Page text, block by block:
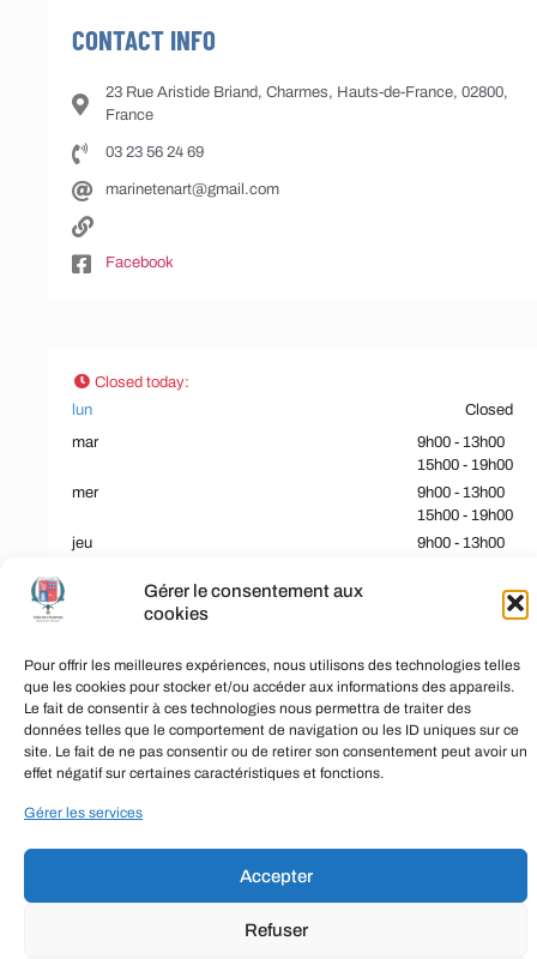
Gérer le consentement aux
cookies
Pour offrir les meilleures expériences, nous utilisons des technologies telles
que les cookies pour stocker et/ou accéder aux informations des appareils.
Le fait de consentir à ces technologies nous permettra de traiter des
données telles que le comportement de navigation ou les ID uniques sur ce
site. Le fait de ne pas consentir ou de retirer son consentement peut avoir un
effet négatif sur certaines caractéristiques et fonctions.
Gérer les services
Accepter
Refuser
CONTACT INFO
23 Rue Aristide Briand, Charmes, Hauts-de-France, 02800,
France
03 23 56 24 69
marinetenart@gmail.com
Facebook
Closed today:
lun
Closed
mar
9h00 - 13h00
15h00 - 19h00
mer
9h00 - 13h00
15h00 - 19h00
jeu
9h00 - 13h00
9h00 - 13h00
15h00 - 19h00
Closed
COMMUNE DE CHARMES
POLITIQUE DES COOKIES
CONTACT